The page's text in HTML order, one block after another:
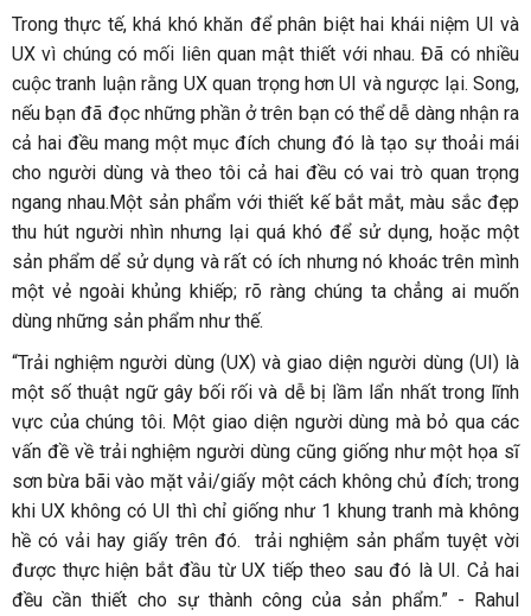
Trong thực tế, khá khó khăn để phân biệt hai khái niệm UI và
UX vì chúng có mối liên quan mật thiết với nhau. Đã có nhiều
cuộc tranh luận rằng UX quan trọng hơn UI và ngược lại. Song,
nếu bạn đã đọc những phần ở trên bạn có thể dễ dàng nhận ra
cả hai đều mang một mục đích chung đó là tạo sự thoải mái
cho người dùng và theo tôi cả hai đều có vai trò quan trọng
ngang nhau.Một sản phẩm với thiết kế bắt mắt, màu sắc đẹp
thu hút người nhìn nhưng lại quá khó để sử dụng, hoặc một
sản phẩm dể sử dụng và rất có ích nhưng nó khoác trên mình
một vẻ ngoài khủng khiếp; rõ ràng chúng ta chẳng ai muốn
dùng những sản phẩm như thế.
“Trải nghiệm người dùng (UX) và giao diện người dùng (UI) là
một số thuật ngữ gây bối rối và dễ bị lầm lẩn nhất trong lĩnh
vực của chúng tôi. Một giao diện người dùng mà bỏ qua các
vấn đề về trải nghiệm người dùng cũng giống như một họa sĩ
sơn bừa bãi vào mặt vải/giấy một cách không chủ đích; trong
khi UX không có UI thì chỉ giống như 1 khung tranh mà không
hề có vải hay giấy trên đó. trải nghiệm sản phẩm tuyệt vời
được thực hiện bắt đầu từ UX tiếp theo sau đó là UI. Cả hai
đều cần thiết cho sự thành công của sản phẩm.” - Rahul